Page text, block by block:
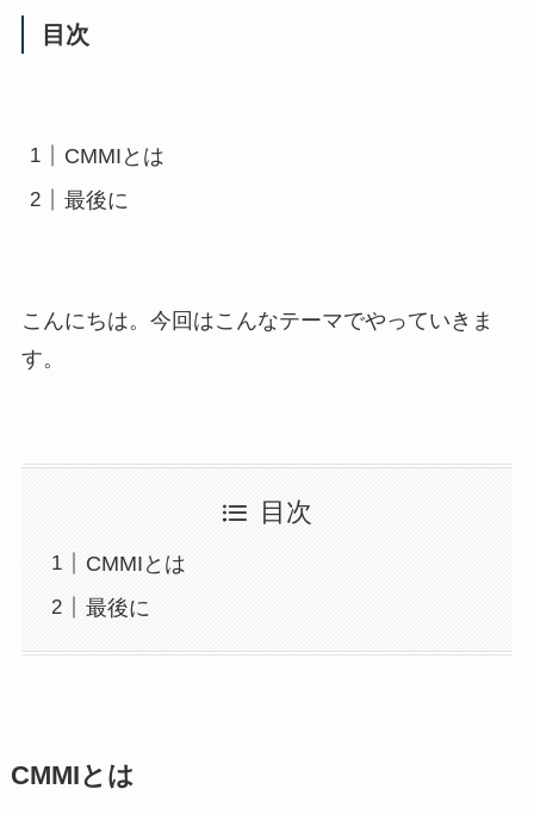
目次
CMMIとは
最後に
こんにちは。今回はこんなテーマでやっていきま
す。
目次
CMMIとは
最後に
CMMIとは